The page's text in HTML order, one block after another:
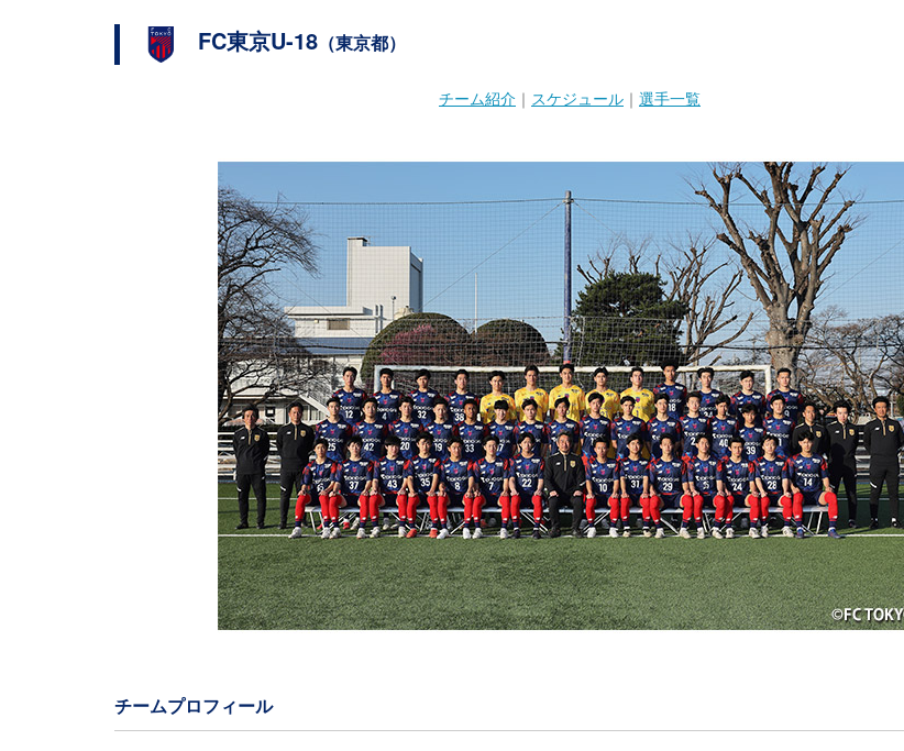
FC東京U-18 （東京都）
チーム紹介 ｜ スケジュール ｜ 選手一覧
チームプロフィール